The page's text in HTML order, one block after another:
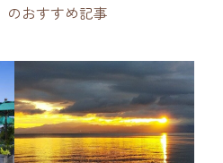
のおすすめ記事